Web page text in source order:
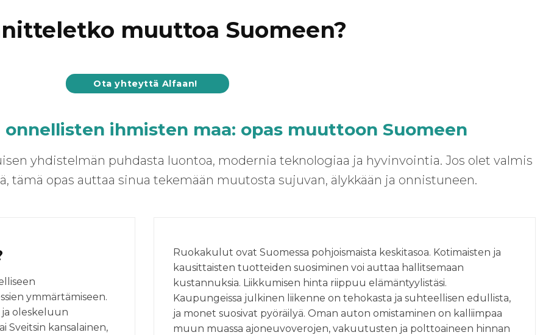
muuttoa Suomeen?
Ota yhteyttä Alfaan!
onnellisten ihmisten maa: opas muuttoon Suomeen
yhdistelmän puhdasta luontoa, modernia teknologiaa ja hyvinvointia. Jos olet valmis
tämä opas auttaa sinua tekemään muutosta sujuvan, älykkään ja onnistuneen.
ymmärtämiseen.
ja oleskeluun
Sveitsin kansalainen,
Ruokakulut ovat Suomessa pohjoismaista keskitasoa. Kotimaisten ja
kausittaisten tuotteiden suosiminen voi auttaa hallitsemaan
kustannuksia. Liikkumisen hinta riippuu elämäntyylistäsi.
Kaupungeissa julkinen liikenne on tehokasta ja suhteellisen edullista,
ja monet suosivat pyöräilyä. Oman auton omistaminen on kalliimpaa
muun muassa ajoneuvoverojen, vakuutusten ja polttoaineen hinnan